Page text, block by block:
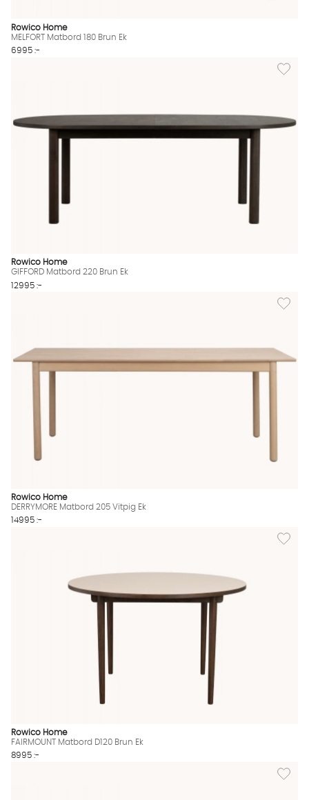
Rowico Home
MELFORT Matbord 180 Brun Ek
6995 :-
Lägg
Rowico Home
GIFFORD Matbord 220 Brun Ek
12995 :-
Lägg
Rowico Home
DERRYMORE Matbord 205 Vitpig Ek
14995 :-
Lägg
Rowico Home
FAIRMOUNT Matbord D120 Brun Ek
8995 :-
Lägg